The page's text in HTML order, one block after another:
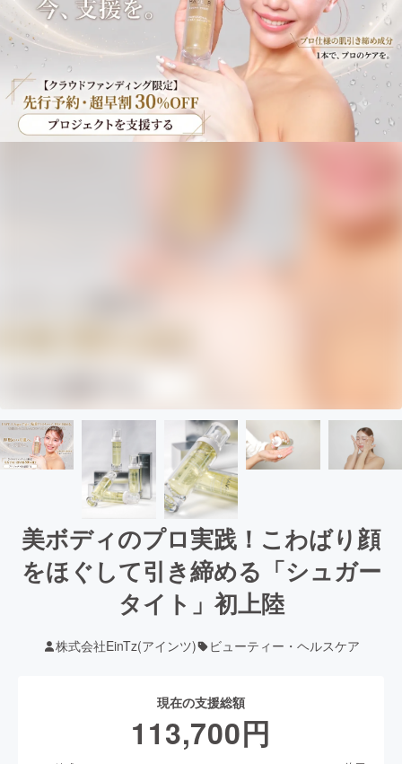
美ボディのプロ実践！こわばり顔
をほぐして引き締める「シュガー
タイト」初上陸
株式会社EinTz(アインツ) ビューティー・ヘルスケア
現在の支援総額
113,700円